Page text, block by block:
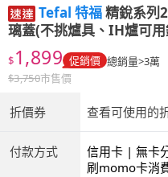
Tefal 特福精銳系列
璃蓋(不挑爐具、IH爐可
$1,899 促銷價 總銷量>3萬
$3,750市售價
折價券 查看可使用的
付款方式
信用卡 | 無卡
ATM | 銀聯卡
刷momo卡消